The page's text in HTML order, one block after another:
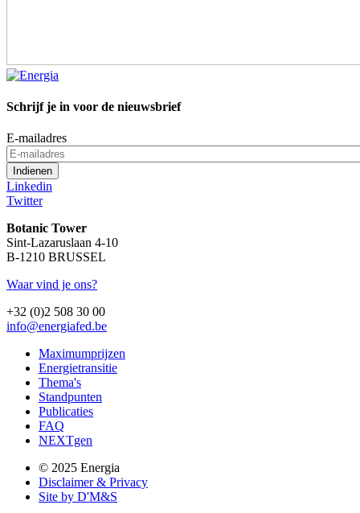
Schrijf je in voor de nieuwsbrief
E-mailadres
Linkedin
Twitter
Botanic Tower
Sint-Lazaruslaan 4-10
B-1210 BRUSSEL
Waar vind je ons?
+32 (0)2 508 30 00
info@energiafed.be
Maximumprijzen
Energietransitie
Thema's
Standpunten
Publicaties
FAQ
NEXTgen
© 2025 Energia
Disclaimer & Privacy
Site by D'M&S